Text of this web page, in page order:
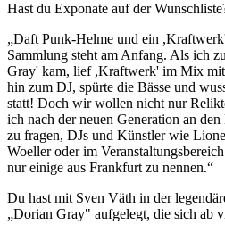
Hast du Exponate auf der
„Daft Punk-Helme und ein
Sammlung steht am Anfang. Als ich
Gray' kam, lief ,Kraftwerk' im Mix
hin zum DJ, spürte die Bässe und
statt! Doch wir wollen nicht nur
ich nach der neuen Generation an
zu fragen, DJs und Künstler wie
Woeller oder im
nur einige aus Frankfurt zu nennen.“
Du hast mit Sven Väth in der
„Dorian Gray" aufgelegt, die sich ab